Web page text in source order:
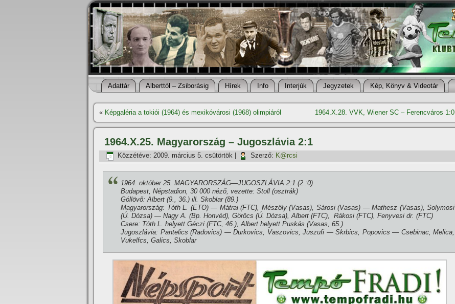
Adattár Alberttól – Zsiborásig Hí­rek Info Interjúk Jegyzetek Kép, Könyv & Videotár
« Képgaléria a tokiói (1964) és mexikóvárosi (1968) olimpiáról 1964.X.28. VVK, Wiener SC – Ferencváros 1:0
1964.X.25. Magyarország – Jugoszlávia 2:1
Közzétéve: 2009. március 5. csütörtök Szerző: K@rcsi
1964. október 25. MAGYARORSZÁG—JUGOSZLÁVIA 2:1 (2 :0)
Budapest, Népstadion, 30 000 néző, vezette: Stoll (osztrák)
Góllövő: Albert (9., 36.) ill. Skoblar (89.)
Magyarország: Tóth L. (ETO) — Mátrai (FTC), Mészöly (Vasas), Sárosi (Vasas) — Mathesz (Vasas), Solymosi
(Ú. Dózsa) — Nagy A. (Bp. Honvéd), Göröcs (Ú. Dózsa), Albert (FTC), Rákosi (FTC), Fenyvesi dr. (FTC)
Csere: Tóth L. helyett Géczi (FTC, 46.), Albert helyett Puskás (Vasas, 65.)
Jugoszlávia: Pantelics (Radovics) — Durkovics, Vaszovics, Juszufi — Skrbics, Popovics — Csebinac, Melica,
Vukelfcs, Galics, Skoblar